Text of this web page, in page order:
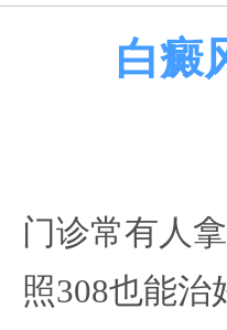
白癜
门诊常有人
照308也能治